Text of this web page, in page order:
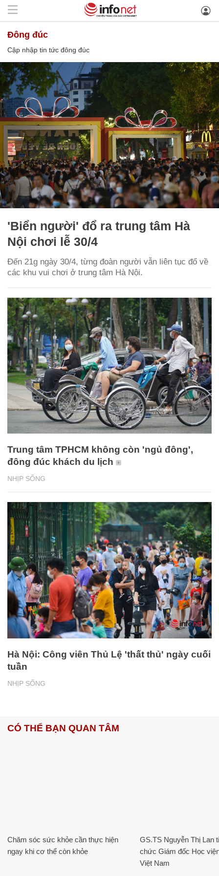
đông đúc
Cập nhập tin tức đông đúc
'Biển người' đổ ra trung tâm Hà
Nội chơi lễ 30/4
Đến 21g ngày 30/4, từng đoàn người vẫn liên tục đổ về
các khu vui chơi ở trung tâm Hà Nội.
NHỊP SỐNG
Trung tâm TPHCM không còn 'ngủ đông',
đông đúc khách du lịch
NHỊP SỐNG
Hà Nội: Công viên Thủ Lệ 'thất thủ' ngày cuối
tuần
CÓ THỂ BẠN QUAN TÂM
Chăm sóc sức khỏe cần thực hiện
ngay khi cơ thể còn khỏe
GS.TS Nguyễn Thị Lan
chức Giám đốc Học
Việt Nam